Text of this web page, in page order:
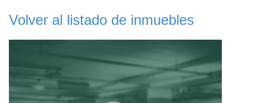
Volver al listado de inmuebles